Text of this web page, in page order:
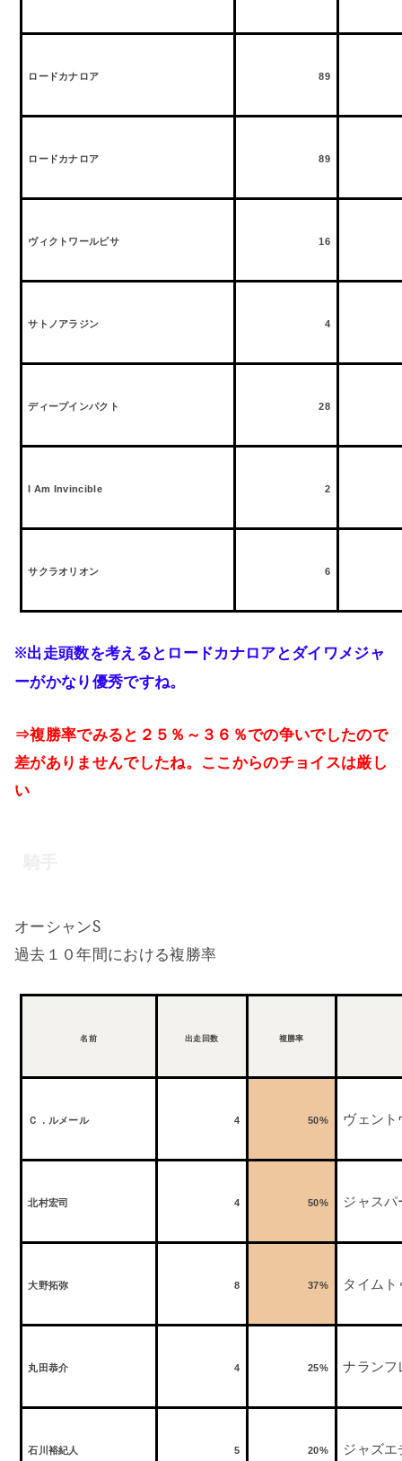
ロードカナロア 89
ロードカナロア 89
ヴィクトワールピサ 16
サトノアラジン 4
ディープインパクト 28
I Am Invincible 2
サクラオリオン 6
※出走頭数を考えるとロードカナロアとダイワメジャ
ーがかなり優秀ですね。
⇒複勝率でみると２５％～３６％での争いでしたので
差がありませんでしたね。ここからのチョイスは厳し
い
オーシャンS
過去１０年間における複勝率
名前 出走回数 複勝率
Ｃ．ルメール 4 50% ヴェント
北村宏司 4 50% ジャスパ
大野拓弥 8 37% タイム
丸田恭介 4 25% ナランフ
石川裕紀人 5 20% ジャズエ